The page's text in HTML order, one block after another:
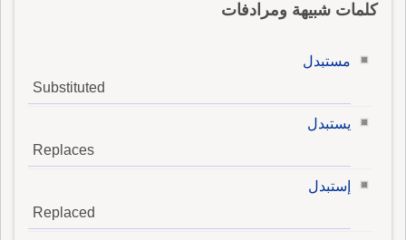
كلمات شبيهة ومرادفات
مستبدل
Substituted
يستبدل
Replaces
إستبدل
Replaced